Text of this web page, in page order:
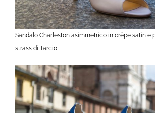
Sandalo Charleston asimmetrico in crêpe satin e
strass di Tarcio